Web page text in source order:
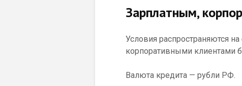
Зарплатным,
Условия распространяются
корпоративными клиентами
Валюта кредита — рубли РФ.